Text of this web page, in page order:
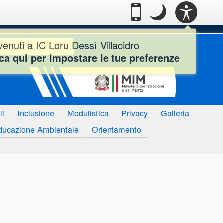
Casella
Mobile
.Passa allaModo
notte
Modo notte:
a IC Loru Dessì Villacidro
qui per impostare le tue preferenze
Villacidro -
Inclusione Modulistica Privacy
Galleria
Ambientale
Orientamento